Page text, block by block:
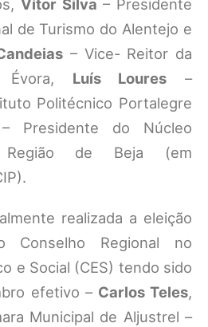
Vítor Silva – Presidente
de Turismo do Alentejo e
– Vice- Reitor da
Évora, Luís Loures –
Politécnico Portalegre
Presidente do Núcleo
Região de Beja (em
realizada a eleição
Conselho Regional no
e Social (CES) tendo sido
efetivo –Carlos Teles,
Municipal de Aljustrel –